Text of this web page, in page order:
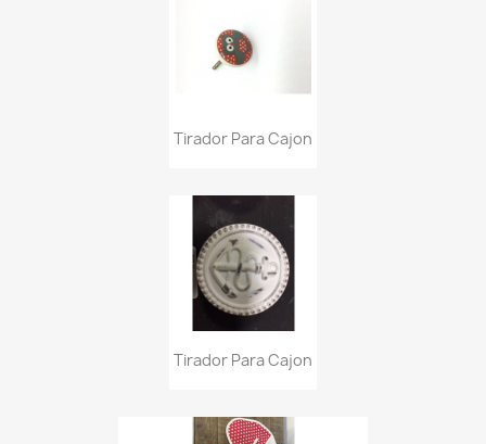
Tirador Para Cajon
Tirador Para Cajon